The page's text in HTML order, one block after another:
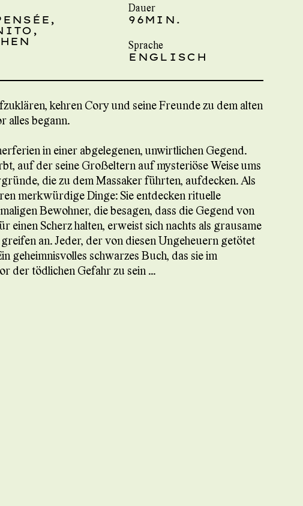
Dauer
96MIN.
Sprache
ENGLISCH
kehren Cory und seine Freunde zu dem alten
alles begann.
in einer abgelegenen, unwirtlichen Gegend.
auf der seine Großeltern auf mysteriöse Weise ums
die zu dem Massaker führten, aufdecken. Als
merkwürdige Dinge: Sie entdecken rituelle
Bewohner, die besagen, dass die Gegend von
einen Scherz halten, erweist sich nachts als grausame
an. Jeder, der von diesen Ungeheuern getötet
geheimnisvolles schwarzes Buch, das sie im
der tödlichen Gefahr zu sein ...